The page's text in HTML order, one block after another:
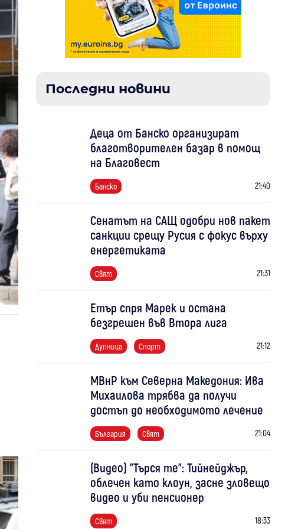
Последни новини
Деца от Банско организират
благотворителен базар в помощ
на Благовест
Банско 21:40
Сенатът на САЩ одобри нов пакет
санкции срещу Русия с фокус върху
енергетиката
Свят 21:31
Етър спря Марек и остана
безгрешен във Втора лига
Дупница Спорт 21:12
МВнР към Северна Македония: Ива
Михаилова трябва да получи
достъп до необходимото лечение
България Свят 21:04
(Видео) "Търся те": Тийнейджър,
облечен като клоун, засне зловещо
видео и уби пенсионер
Свят 18:33